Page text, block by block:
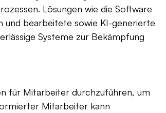
Lösungen wie die Software
und bearbeitete sowie KI-generierte
Systeme zur Bekämpfung
für Mitarbeiter durchzuführen, um
Mitarbeiter kann